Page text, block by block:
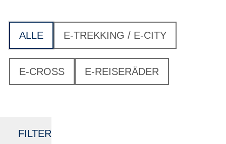
ALLE E-TREKKING / E-CITY
E-CROSS E-REISERÄDER
FILTER